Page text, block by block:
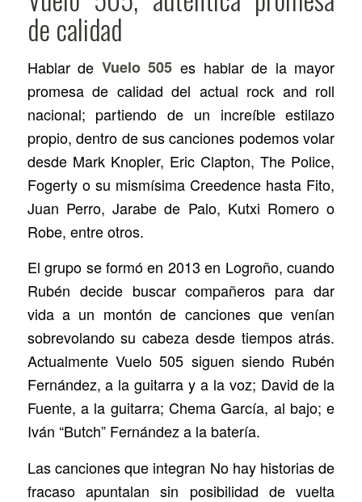
de calidad
Hablar de Vuelo 505 es hablar de la mayor
promesa de calidad del actual rock and roll
nacional; partiendo de un increíble estilazo
propio, dentro de sus canciones podemos volar
desde Mark Knopler, Eric Clapton, The Police,
Fogerty o su mismísima Creedence hasta Fito,
Juan Perro, Jarabe de Palo, Kutxi Romero o
Robe, entre otros.
El grupo se formó en 2013 en Logroño, cuando
Rubén decide buscar compañeros para dar
vida a un montón de canciones que venían
sobrevolando su cabeza desde tiempos atrás.
Actualmente Vuelo 505 siguen siendo Rubén
Fernández, a la guitarra y a la voz; David de la
Fuente, a la guitarra; Chema García, al bajo; e
Iván “Butch” Fernández a la batería.
Las canciones que integran No hay historias de
fracaso apuntalan sin posibilidad de vuelta